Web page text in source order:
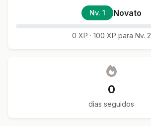
Nv. 1 Novato
0 XP · 100 XP para Nv. 2
0
dias seguidos